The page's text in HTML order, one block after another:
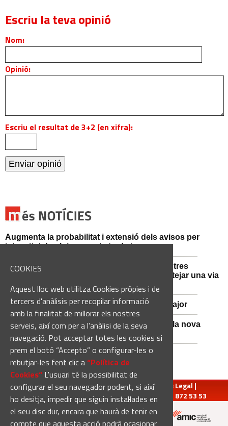
COOKIES
Aquest lloc web utilitza Cookies pròpies i de
tercers d'anàlisis per recopilar informació
amb la finalitat de millorar els nostres
serveis, així com per a l'anàlisi de la seva
navegació. Pot acceptar totes les cookies si
prem el botó “Accepto” o configurar-les o
rebutjar-les fent clic a“Política de
Cookies“ L'usuari té la possibilitat de
configurar el seu navegador podent, si així
ho desitja, impedir que siguin instal·lades en
el seu disc dur, encara que haurà de tenir en
compte que aquesta acció podrà ocasionar
Escriu la teva opinió
Nom:
Opinió:
Escriu el resultat de 3+2 (en xifra):
Augmenta la probabilitat i extensió dels avisos per
intensitat de pluja aquesta tarda i vespre
Mossos d'Esquadra i Guàrdia Civil detenen tres
persones i n'investiguen una altra per sabotejar una via
fèrria al Bages
Viladordis es prepara per una nova Festa Major
Sant Vicenç de Castellet inicia les obres de la nova
comissaria de la Policia Local
redaccio@manresadiari.cat|Qui som Avís Legal |
Pompeu Fabra, 7-13, 08240-Manresa | Tel.: 93 872 53 53